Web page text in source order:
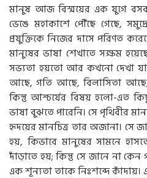
মানুষ আজ বিস্ময়ের এক যুগে
ভেঙে মহাকাশে পৌঁছে গেছে,
প্রযুক্তিকে নিজের দাসে পরিণত
মানুষের ভাষা শেখাতে সক্ষম
সভ্যতা হয়তো আর কখনো দেখা
আছে, গতি আছে, বিলাসিতা আছে,
কিন্তু আশ্চর্যের বিষয় হলো-এত
ভাষা বুঝতে পারেনি। সে পৃথিবীর
হৃদয়ের মানচিত্র তার অজানা। সে
হয়, কিভাবে মানুষের সামনে
দাঁড়াতে হয়; কিন্তু সে জানে না
এক শূন্যতা তাকে নিঃশব্দে কাঁদায়।